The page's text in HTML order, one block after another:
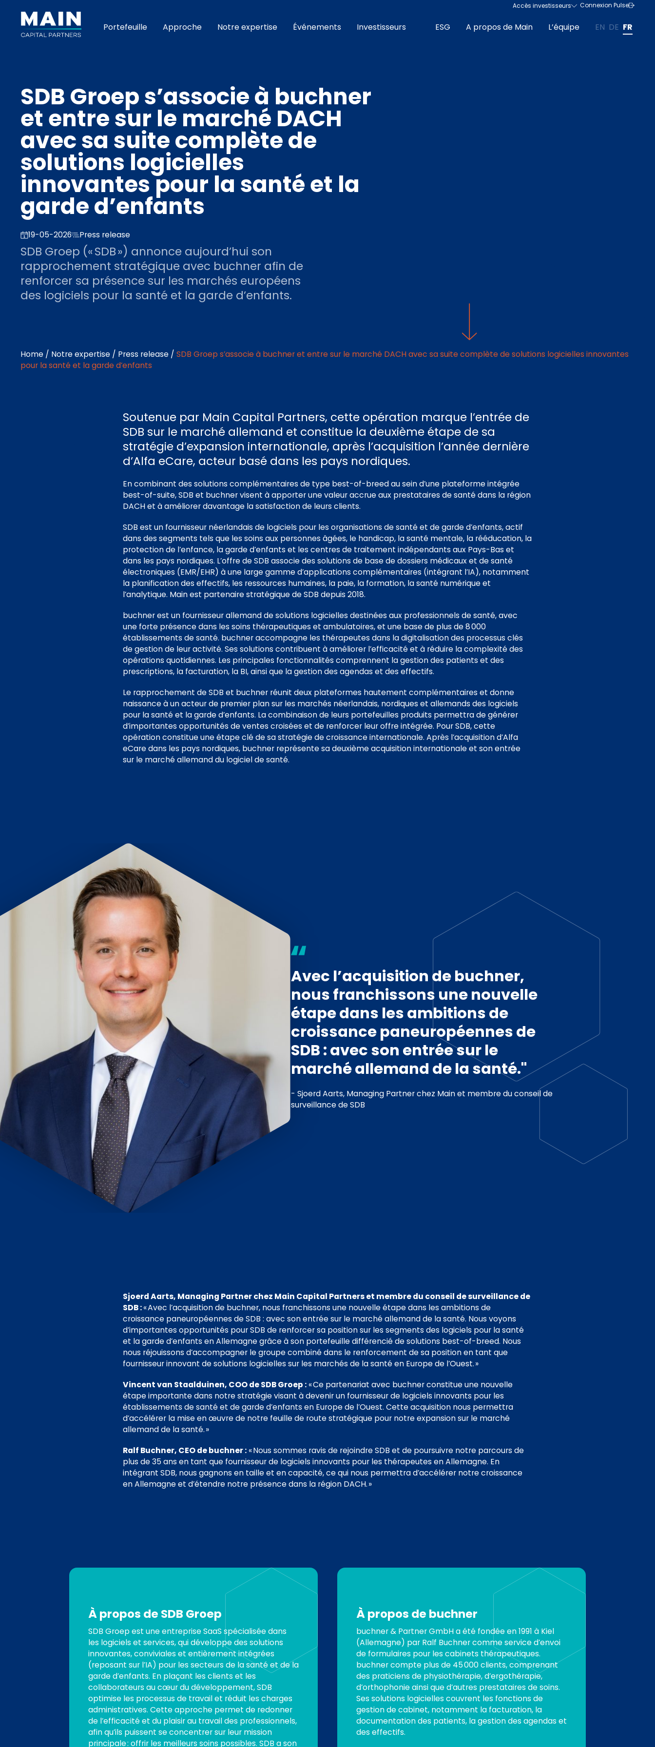
Accès investisseurs Connexion Pulse
Portefeuille Approche Notre expertise Événements Investisseurs ESG A propos de Main L’équipe EN DE FR
SDB Groep s’associe à buchner
et entre sur le marché DACH
avec sa suite complète de
solutions logicielles
innovantes pour la santé et la
garde d’enfants
19-05-2026 Press release
SDB Groep (« SDB ») annonce aujourd’hui son
rapprochement stratégique avec buchner afin de
renforcer sa présence sur les marchés européens
des logiciels pour la santé et la garde d’enfants.
Home / Notre expertise / Press release / SDB Groep s’associe à buchner et entre sur le marché DACH avec sa suite complète de solutions logicielles innovantes
pour la santé et la garde d’enfants
Soutenue par Main Capital Partners, cette opération marque l’entrée de
SDB sur le marché allemand et constitue la deuxième étape de sa
stratégie d’expansion internationale, après l’acquisition l’année dernière
d’Alfa eCare, acteur basé dans les pays nordiques.
En combinant des solutions complémentaires de type best-of-breed au sein d’une plateforme intégrée
best-of-suite, SDB et buchner visent à apporter une valeur accrue aux prestataires de santé dans la région
DACH et à améliorer davantage la satisfaction de leurs clients.
SDB est un fournisseur néerlandais de logiciels pour les organisations de santé et de garde d’enfants, actif
dans des segments tels que les soins aux personnes âgées, le handicap, la santé mentale, la rééducation, la
protection de l’enfance, la garde d’enfants et les centres de traitement indépendants aux Pays-Bas et
dans les pays nordiques. L’offre de SDB associe des solutions de base de dossiers médicaux et de santé
électroniques (EMR/EHR) à une large gamme d’applications complémentaires (intégrant l’IA), notamment
la planification des effectifs, les ressources humaines, la paie, la formation, la santé numérique et
l’analytique. Main est partenaire stratégique de SDB depuis 2018.
buchner est un fournisseur allemand de solutions logicielles destinées aux professionnels de santé, avec
une forte présence dans les soins thérapeutiques et ambulatoires, et une base de plus de 8 000
établissements de santé. buchner accompagne les thérapeutes dans la digitalisation des processus clés
de gestion de leur activité. Ses solutions contribuent à améliorer l’efficacité et à réduire la complexité des
opérations quotidiennes. Les principales fonctionnalités comprennent la gestion des patients et des
prescriptions, la facturation, la BI, ainsi que la gestion des agendas et des effectifs.
Le rapprochement de SDB et buchner réunit deux plateformes hautement complémentaires et donne
naissance à un acteur de premier plan sur les marchés néerlandais, nordiques et allemands des logiciels
pour la santé et la garde d’enfants. La combinaison de leurs portefeuilles produits permettra de générer
d’importantes opportunités de ventes croisées et de renforcer leur offre intégrée. Pour SDB, cette
opération constitue une étape clé de sa stratégie de croissance internationale. Après l’acquisition d’Alfa
eCare dans les pays nordiques, buchner représente sa deuxième acquisition internationale et son entrée
sur le marché allemand du logiciel de santé.
Avec l’acquisition de buchner,
nous franchissons une nouvelle
étape dans les ambitions de
croissance paneuropéennes de
SDB : avec son entrée sur le
marché allemand de la santé."
- Sjoerd Aarts, Managing Partner chez Main et membre du conseil de
surveillance de SDB
Sjoerd Aarts, Managing Partner chez Main Capital Partners et membre du conseil de surveillance de
SDB :« Avec l’acquisition de buchner, nous franchissons une nouvelle étape dans les ambitions de
croissance paneuropéennes de SDB : avec son entrée sur le marché allemand de la santé. Nous voyons
d’importantes opportunités pour SDB de renforcer sa position sur les segments des logiciels pour la santé
et la garde d’enfants en Allemagne grâce à son portefeuille différencié de solutions best-of-breed. Nous
nous réjouissons d’accompagner le groupe combiné dans le renforcement de sa position en tant que
fournisseur innovant de solutions logicielles sur les marchés de la santé en Europe de l’Ouest. »
Vincent van Staalduinen, COO de SDB Groep : « Ce partenariat avec buchner constitue une nouvelle
étape importante dans notre stratégie visant à devenir un fournisseur de logiciels innovants pour les
établissements de santé et de garde d’enfants en Europe de l’Ouest. Cette acquisition nous permettra
d’accélérer la mise en œuvre de notre feuille de route stratégique pour notre expansion sur le marché
allemand de la santé. »
Ralf Buchner, CEO de buchner : « Nous sommes ravis de rejoindre SDB et de poursuivre notre parcours de
plus de 35 ans en tant que fournisseur de logiciels innovants pour les thérapeutes en Allemagne. En
intégrant SDB, nous gagnons en taille et en capacité, ce qui nous permettra d’accélérer notre croissance
en Allemagne et d’étendre notre présence dans la région DACH. »
À propos de SDB Groep
SDB Groep est une entreprise SaaS spécialisée dans
les logiciels et services, qui développe des solutions
innovantes, conviviales et entièrement intégrées
(reposant sur l’IA) pour les secteurs de la santé et de la
garde d’enfants. En plaçant les clients et les
collaborateurs au cœur du développement, SDB
optimise les processus de travail et réduit les charges
administratives. Cette approche permet de redonner
de l’efficacité et du plaisir au travail des professionnels,
afin qu’ils puissent se concentrer sur leur mission
principale : offrir les meilleurs soins possibles. SDB a son
À propos de buchner
buchner & Partner GmbH a été fondée en 1991 à Kiel
(Allemagne) par Ralf Buchner comme service d’envoi
de formulaires pour les cabinets thérapeutiques.
buchner compte plus de 45 000 clients, comprenant
des praticiens de physiothérapie, d’ergothérapie,
d’orthophonie ainsi que d’autres prestataires de soins.
Ses solutions logicielles couvrent les fonctions de
gestion de cabinet, notamment la facturation, la
documentation des patients, la gestion des agendas et
des effectifs.